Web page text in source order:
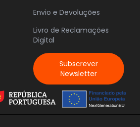
Envio e Devoluções
Livro de Reclamações
Digital
Subscrever
Newsletter